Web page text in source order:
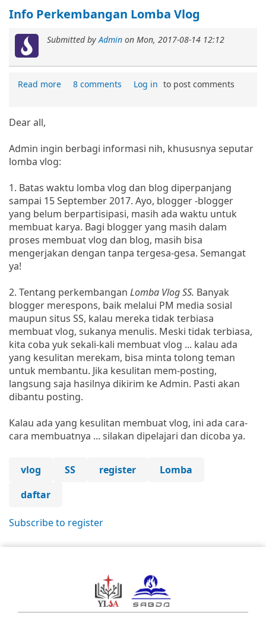
Info Perkembangan Lomba Vlog
Submitted by Admin on Mon, 2017-08-14 12:12
Read more 8 comments Log in to post comments
Dear all,
Admin ingin berbagi informasi nih, khususnya seputar
lomba vlog:
1. Batas waktu lomba vlog dan blog diperpanjang
sampai 15 September 2017. Ayo, blogger -blogger
yang belum berpartisipasi, masih ada waktu untuk
membuat karya. Bagi blogger yang masih dalam
proses membuat vlog dan blog, masih bisa
mengerjakan dengan tanpa tergesa-gesa. Semangat
ya!
2. Tentang perkembangan Lomba Vlog SS. Banyak
blogger merespons, baik melalui PM media sosial
maupun situs SS, kalau mereka tidak terbiasa
membuat vlog, sukanya menulis. Meski tidak terbiasa,
kita coba yuk sekali-kali membuat vlog ... kalau ada
yang kesulitan merekam, bisa minta tolong teman
untuk membantu. Jika kesulitan mem-posting,
langsung saja hasilnya dikirim ke Admin. Pasti akan
dibantu posting.
Kalau ada yang kesulitan membuat vlog, ini ada cara-
cara membuatnya ... silakan dipelajari dan dicoba ya.
vlog SS register
Lomba
daftar
Subscribe to register